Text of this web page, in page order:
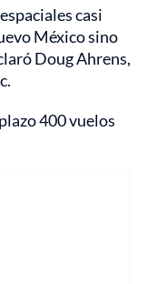
casi
México sino
Doug Ahrens,
400 vuelos